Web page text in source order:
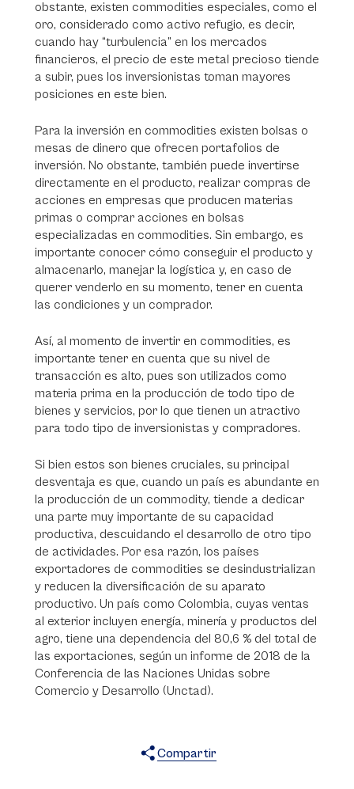
obstante, existen commodities especiales, como el
oro, considerado como activo refugio, es decir,
cuando hay “turbulencia” en los mercados
financieros, el precio de este metal precioso tiende
a subir, pues los inversionistas toman mayores
posiciones en este bien.
Para la inversión en commodities existen bolsas o
mesas de dinero que ofrecen portafolios de
inversión. No obstante, también puede invertirse
directamente en el producto, realizar compras de
acciones en empresas que producen materias
primas o comprar acciones en bolsas
especializadas en commodities. Sin embargo, es
importante conocer cómo conseguir el producto y
almacenarlo, manejar la logística y, en caso de
querer venderlo en su momento, tener en cuenta
las condiciones y un comprador.
Así, al momento de invertir en commodities, es
importante tener en cuenta que su nivel de
transacción es alto, pues son utilizados como
materia prima en la producción de todo tipo de
bienes y servicios, por lo que tienen un atractivo
para todo tipo de inversionistas y compradores.
Si bien estos son bienes cruciales, su principal
desventaja es que, cuando un país es abundante en
la producción de un commodity, tiende a dedicar
una parte muy importante de su capacidad
productiva, descuidando el desarrollo de otro tipo
de actividades. Por esa razón, los países
exportadores de commodities se desindustrializan
y reducen la diversificación de su aparato
productivo. Un país como Colombia, cuyas ventas
al exterior incluyen energía, minería y productos del
agro, tiene una dependencia del 80,6 % del total de
las exportaciones, según un informe de 2018 de la
Conferencia de las Naciones Unidas sobre
Comercio y Desarrollo (Unctad).
Compartir